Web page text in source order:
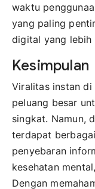
waktu
yang paling
digital yang lebih
Kesimpulan
Viralitas instan di
peluang besar
singkat. Namun,
terdapat
penyebaran
kesehatan
Dengan